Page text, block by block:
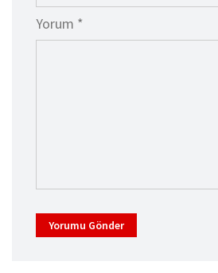
Yorum *
Yorumu Gönder